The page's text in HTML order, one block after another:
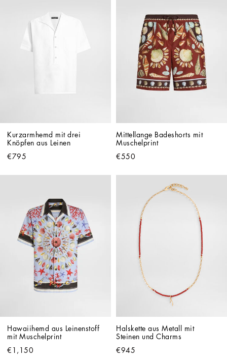
Kurzarmhemd mit drei
Knöpfen aus Leinen
€795
Mittellange Badeshorts mit
Muschelprint
€550
Hawaiihemd aus Leinenstoff
mit Muschelprint
€1,150
Halskette aus Metall mit
Steinen und Charms
€945